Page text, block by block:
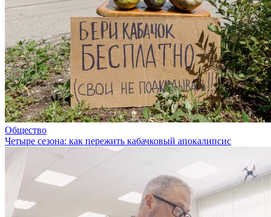
Общество
Четыре сезона: как пережить кабачковый апокалипсис